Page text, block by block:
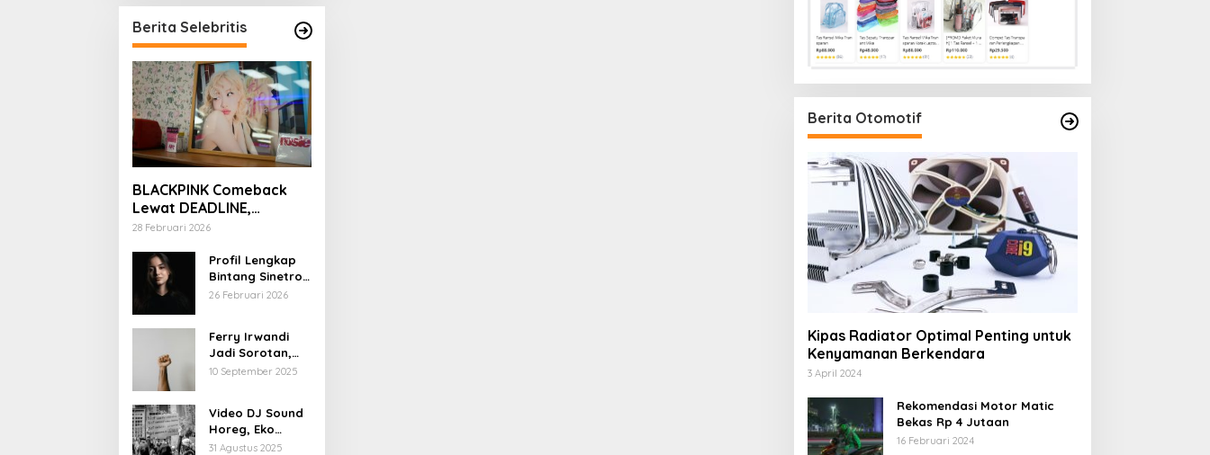
Berita Selebritis
BLACKPINK Comeback
Lewat DEADLINE,
YouTube Tembus 100
28 Februari 2026
Profil Lengkap
Bintang Sinetron
Mencintai Ipar
26 Februari 2026
Ferry Irwandi
Jadi Sorotan,
Begini Latar
10 September 2025
Video DJ Sound
Horeg, Eko
Patrio Buka
31 Agustus 2025
Berita Otomotif
Kipas Radiator Optimal Penting untuk
Kenyamanan Berkendara
3 April 2024
Rekomendasi Motor Matic
Bekas Rp 4 Jutaan
16 Februari 2024